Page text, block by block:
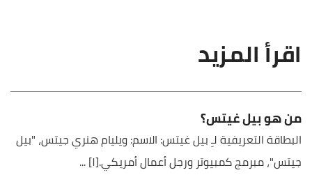
اقرأ المزيد
من هو بيل غيتس؟
البطاقة التعريفية لـِ بيل غيتس: الاسم: ويليام هنري جيتس، "بيل
جيتس"، مبرمج كمبيوتر ورجل أعمال أمريكي.[١] ...